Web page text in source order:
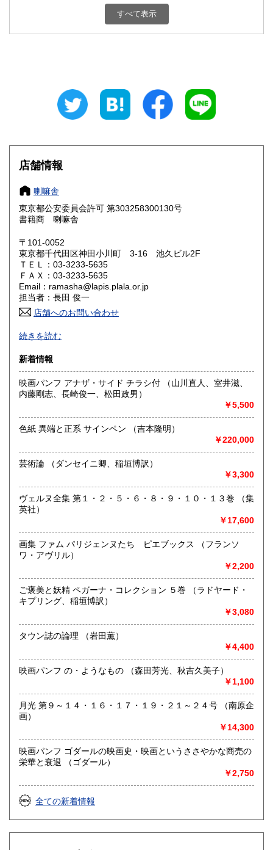
3,070円 富山県
3,070円 三重県
大阪府
奈良県
鳥取県 3,750円 島根県
岡山県
山口県 3,750円
香川県 3,750円
高知県 3,750円
佐賀県
熊本県 4,140円 大分県 4,140円
宮崎県 4,140円
沖縄県 4,350円
すべて表示
店舗情報
喇嘛舎
東京都公安委員会許可 第303258300130号
書籍商 喇嘛舎
〒101-0052
東京都千代田区神田小川町 3-16 池久ビル2F
ＴＥＬ：03-3233-5635
ＦＡＸ：03-3233-5635
Email：ramasha@lapis.plala.or.jp
担当者：長田 俊一
店舗へのお問い合わせ
60〜70年代文化
沿線名：半蔵門線
最寄駅：神保町から徒歩4分
営業時間：11:00〜18:00
定休日：日曜日。年末年始12月29日(日)～1月5日(日)。
取扱分野外の書籍も買取いたします。出張買取も行っており
ますので、本の整理の際には、是非お声をお掛けください。
取り扱い分野
の他）
続きを読む
新着情報
映画パンフ アナザ・サイド チラシ付 （山川直人、室井滋、
内藤剛志、長崎俊一、松田政男）
￥5,500
色紙 異端と正系 サインペン （吉本隆明）
￥220,000
芸術論 （ダンセイニ卿、稲垣博訳）
￥3,300
ヴェルヌ全集 第１・２・５・６・８・９・１０・１３巻 （集
英社）
￥17,600
画集 ファム パリジェンヌたち ピエブックス （フランソ
ワ・アヴリル）
￥2,200
ご褒美と妖精 ペガーナ・コレクション ５巻 （ラドヤード・
キプリング、稲垣博訳）
￥3,080
タウン誌の論理 （岩田薫）
￥4,400
映画パンフ の・ようなもの （森田芳光、秋吉久美子）
￥1,100
月光 第９～１４・１６・１７・１９・２１～２４号 （南原企
画）
￥14,300
映画パンフ ゴダールの映画史・映画というささやかな商売の
栄華と衰退 （ゴダール）
￥2,750
全ての新着情報